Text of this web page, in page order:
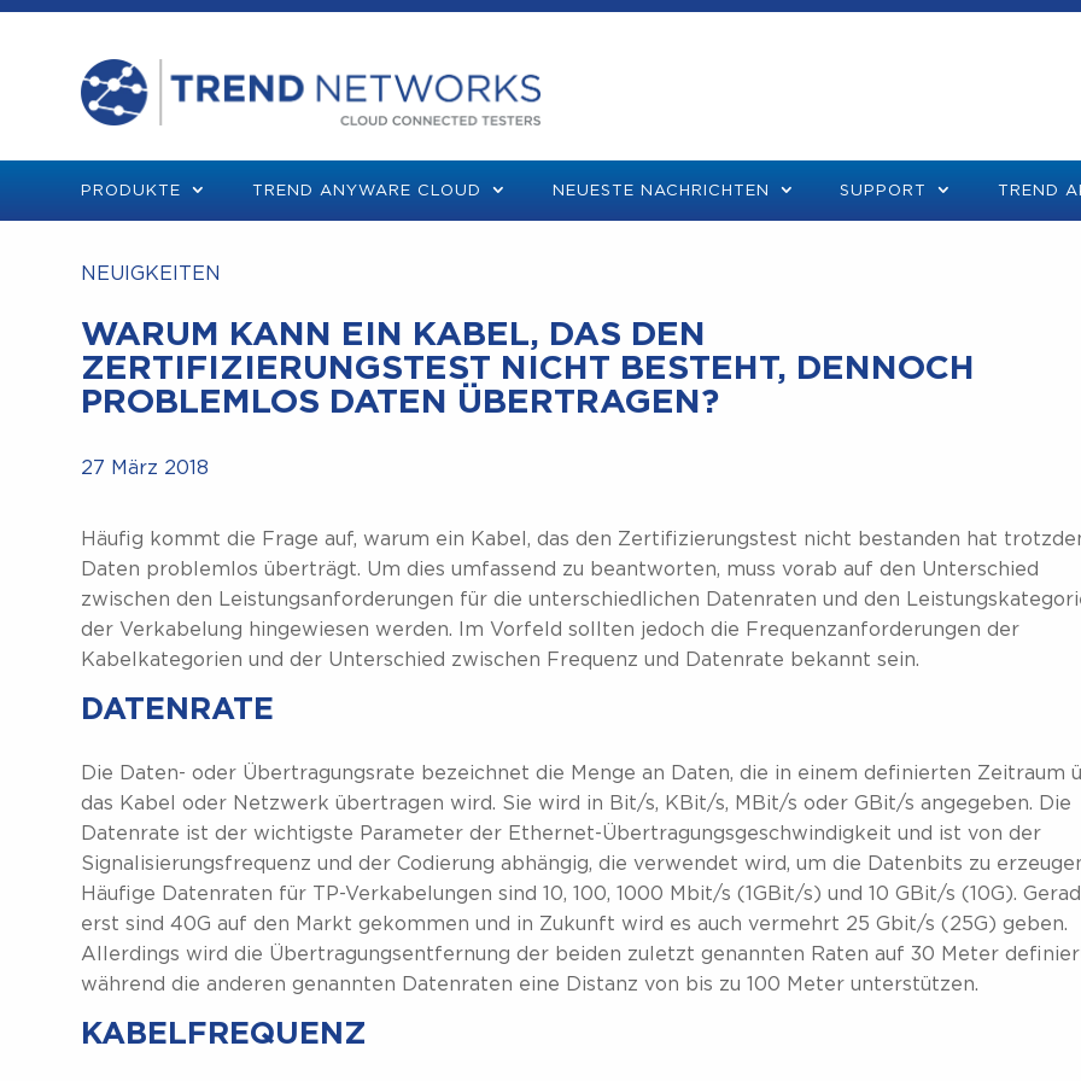
PRODUKTE TREND ANYWARE CLOUD NEUESTE NACHRICHTEN SUPPORT TREND
NEUIGKEITEN
WARUM KANN EIN KABEL, DAS DEN
ZERTIFIZIERUNGSTEST NICHT BESTEHT, DENNOCH
PROBLEMLOS DATEN ÜBERTRAGEN?
27 März 2018
Häufig kommt die Frage auf, warum ein Kabel, das den Zertifizierungstest nicht bestanden hat
Daten problemlos überträgt. Um dies umfassend zu beantworten, muss vorab auf den Unterschied
zwischen den Leistungsanforderungen für die unterschiedlichen Datenraten und den
der Verkabelung hingewiesen werden. Im Vorfeld sollten jedoch die Frequenzanforderungen der
Kabelkategorien und der Unterschied zwischen Frequenz und Datenrate bekannt sein.
DATENRATE
Die Daten- oder Übertragungsrate bezeichnet die Menge an Daten, die in einem definierten Zeitraum
das Kabel oder Netzwerk übertragen wird. Sie wird in Bit/s, KBit/s, MBit/s oder GBit/s angegeben. Die
Datenrate ist der wichtigste Parameter der Ethernet-Übertragungsgeschwindigkeit und ist von der
Signalisierungsfrequenz und der Codierung abhängig, die verwendet wird, um die Datenbits zu
Häufige Datenraten für TP-Verkabelungen sind 10, 100, 1000 Mbit/s (1GBit/s) und 10 GBit/s (10G).
erst sind 40G auf den Markt gekommen und in Zukunft wird es auch vermehrt 25 Gbit/s (25G) geben.
Allerdings wird die Übertragungsentfernung der beiden zuletzt genannten Raten auf 30 Meter
während die anderen genannten Datenraten eine Distanz von bis zu 100 Meter unterstützen.
KABELFREQUENZ